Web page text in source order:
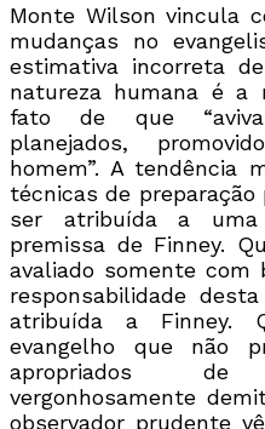
Monte Wilson vincula
mudanças no
estimativa incorreta
natureza humana é a
fato de que
planejados,
homem”. A tendência
técnicas de preparação
ser atribuída a
premissa de Finney.
avaliado somente com
responsabilidade
atribuída a Finney.
evangelho que não
apropriados
vergonhosamente
observador prudente